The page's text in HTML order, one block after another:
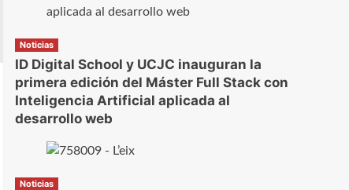
Noticias
ID Digital School y UCJC inauguran la
primera edición del Máster Full Stack con
Inteligencia Artificial aplicada al
desarrollo web
Noticias